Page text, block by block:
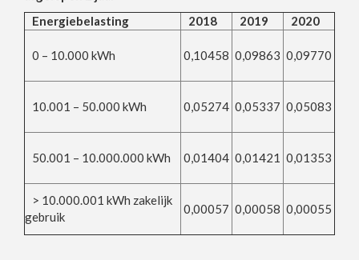
Energiebelasting
2018 2019 2020
0 – 10.000 kWh 0,10458 0,09863 0,09770
10.001 – 50.000 kWh 0,05274 0,05337 0,05083
50.001 – 10.000.000 kWh 0,01404 0,01421 0,01353
> 10.000.001 kWh zakelijk
gebruik
0,00057 0,00058 0,00055